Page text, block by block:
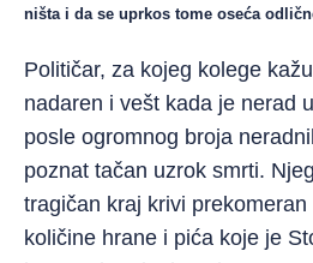
ništa i da se uprkos tome oseća
Političar, za kojeg kolege
nadaren i vešt kada je nerad
posle ogromnog broja
poznat tačan uzrok smrti.
tragičan kraj krivi
količine hrane i pića koje je